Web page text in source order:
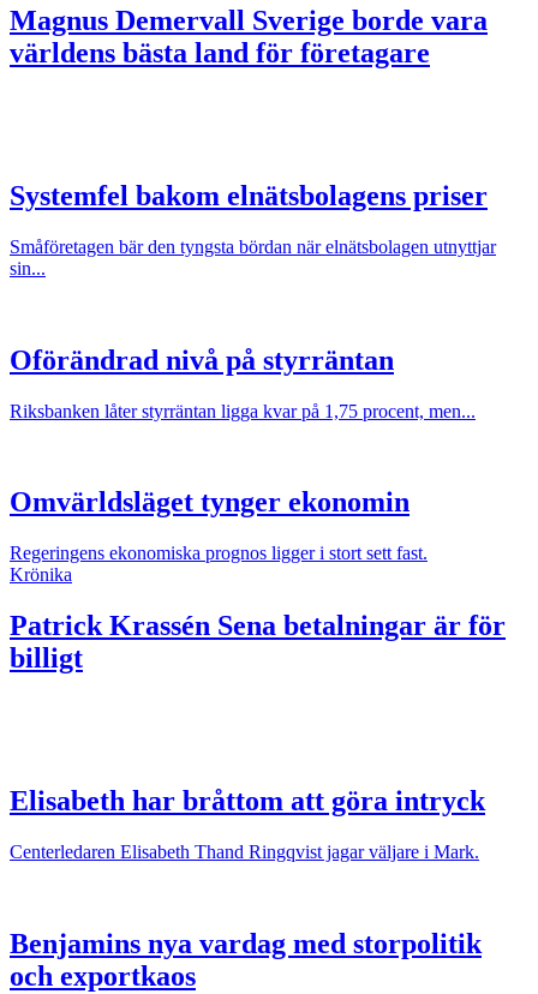
Magnus Demervall Sverige borde vara
världens bästa land för företagare
Systemfel bakom elnätsbolagens priser
Småföretagen bär den tyngsta bördan när elnätsbolagen utnyttjar
sin...
Oförändrad nivå på styrräntan
Riksbanken låter styrräntan ligga kvar på 1,75 procent, men...
Omvärldsläget tynger ekonomin
Regeringens ekonomiska prognos ligger i stort sett fast.
Krönika
Patrick Krassén Sena betalningar är för
billigt
Elisabeth har bråttom att göra intryck
Centerledaren Elisabeth Thand Ringqvist jagar väljare i Mark.
Benjamins nya vardag med storpolitik
och exportkaos